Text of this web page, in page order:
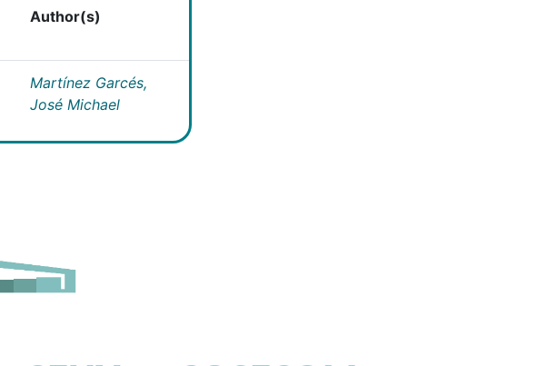
Author(s)
Martínez Garcés,
José Michael